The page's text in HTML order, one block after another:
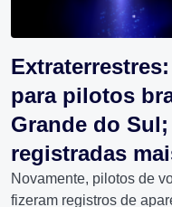
para pilotos
Grande do
registradas
Novamente, pilotos de
fizeram registros de